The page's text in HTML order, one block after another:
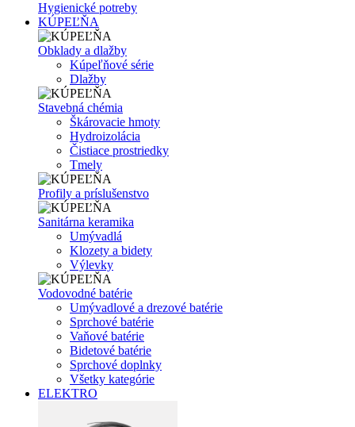
Hygienické potreby
KÚPEĽŇA
Obklady a dlažby
Kúpeľňové série
Dlažby
Stavebná chémia
Škárovacie hmoty
Hydroizolácia
Čistiace prostriedky
Tmely
Profily a príslušenstvo
Sanitárna keramika
Umývadlá
Klozety a bidety
Výlevky
Vodovodné batérie
Umývadlové a drezové batérie
Sprchové batérie
Vaňové batérie
Bidetové batérie
Sprchové doplnky
Všetky kategórie
ELEKTRO